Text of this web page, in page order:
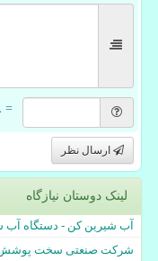
= ۸ بعلاوه ۱
ارسال نظر
لینک دوستان نیازگاه
آب شیرین کن - دستگاه آب
شرکت صنعتی سخت